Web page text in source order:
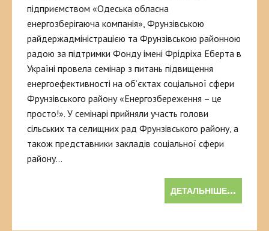
підприємством «Одеська обласна
енергозберігаюча компанія», Фрунзівською
райдержадміністрацією та Фрунзівською районною
радою за підтримки Фонду імені Фрідріха Еберта в
Україні провела семінар з питань підвищення
енергоефективності на об’єктах соціальної сфери
Фрунзівського району «Енергозбереження – це
просто!». У семінарі прийняли участь голови
сільських та селищних рад Фрунзівського району, а
також представники закладів соціальної сфери
району…
ДЕТАЛЬНІШЕ...